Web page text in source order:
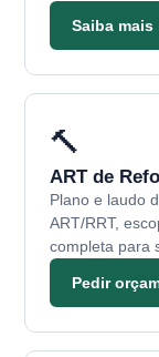
Saiba mais
🔨
ART de
Plano e laudo
ART/RRT,
completa para
Pedir